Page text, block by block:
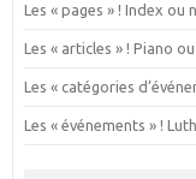
Les « pages » ! Index ou
Les « articles » ! Piano
Les « catégories
Les « événements » !